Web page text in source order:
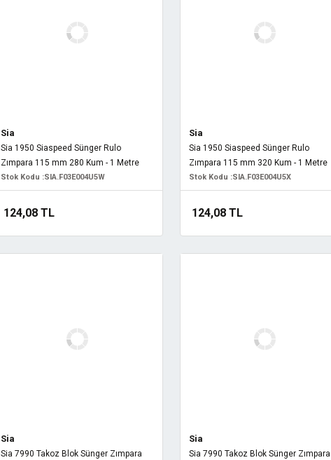
Sia
Sia 1950 Siaspeed Sünger Rulo
Zımpara 115 mm 280 Kum - 1 Metre
Stok Kodu :SIA.F03E004U5W
124,08 TL
Sia
Sia 1950 Siaspeed Sünger Rulo
Zımpara 115 mm 320 Kum - 1 Metre
Stok Kodu :SIA.F03E004U5X
124,08 TL
Sia
Sia 7990 Takoz Blok Sünger Zımpara
Sia
Sia 7990 Takoz Blok Sünger Zımpara